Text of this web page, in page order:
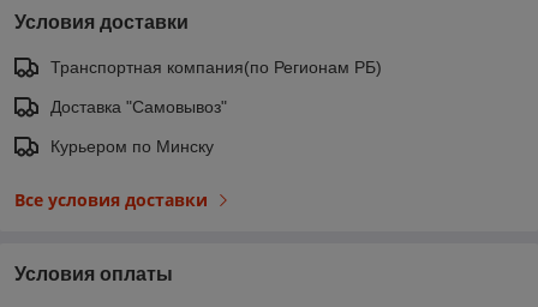
Условия доставки
Транспортная компания(по Регионам РБ)
Доставка "Самовывоз"
Курьером по Минску
Все условия доставки
Условия оплаты